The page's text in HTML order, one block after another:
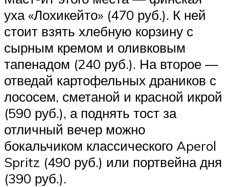
уха «Лохикейто» (470 руб.). К ней
стоит взять хлебную корзину с
сырным кремом и оливковым
тапенадом (240 руб.). На второе —
отведай картофельных драников с
лососем, сметаной и красной икрой
(590 руб.), а поднять тост за
отличный вечер можно
бокальчиком классического Aperol
Spritz (490 руб.) или портвейна дня
(390 руб.).